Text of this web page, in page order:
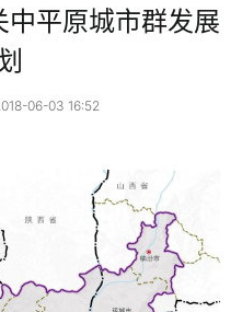
平原城市群发展
06-03 16:52